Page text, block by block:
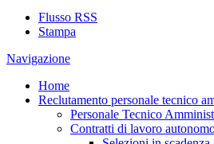
Flusso RSS
Stampa
Navigazione
Home
Reclutamento personale tecnico
Personale Tecnico
Contratti di lavoro